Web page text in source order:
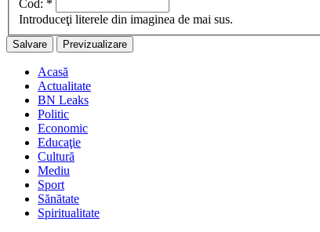
Cod: *
Introduceţi literele din imaginea de mai sus.
Acasă
Actualitate
BN Leaks
Politic
Economic
Educaţie
Cultură
Mediu
Sport
Sănătate
Spiritualitate